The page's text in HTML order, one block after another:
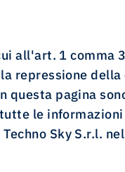
all'art. 1 comma
repressione
questa pagina
le
Sky S.r.l.